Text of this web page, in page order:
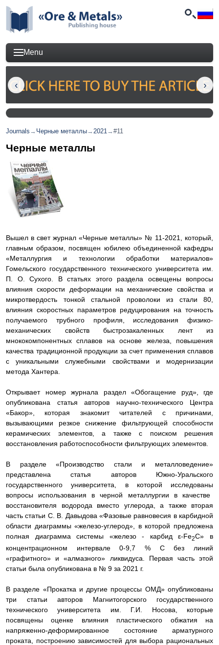
Menu
Journals → Черные металлы→2021→#11
Черные металлы
Вышел в свет журнал «Черные металлы» № 11-2021, который,
главным образом, посвящен юбилею объединенной кафедры
«Металлургия и технологии обработки материалов»
Гомельского государственного технического университета им.
П. О. Сухого. В статьях этого раздела освещены вопросы
влияния скорости деформации на механические свойства и
микротвердость тонкой стальной проволоки из стали 80,
влияния скоростных параметров редуцирования на точность
получаемого трубного профиля, исследования физико-
механических свойств быстрозакаленных лент из
мнококомпонентных сплавов на основе железа, повышения
качества традиционной продукции за счет применения сплавов
с уникальными служебными свойствами и модернизации
метода Хантера.
Открывает номер журнала раздел «Обогащение руд», где
опубликована статья авторов научно-технического Центра
«Бакор», которая знакомит читателей с причинами,
вызывающими резкое снижение фильтрующей способности
керамических элементов, а также с поиском решения
восстановления работоспособности фильтрующих элементов.
В разделе «Производство стали и металловедение»
представлена статья авторов Южно-Уральского
государственного университета, в которой исследованы
вопросы использования в черной металлургии в качестве
восстановителя водорода вместо углерода, а также вторая
часть статьи С. В. Давыдова «Фазовые равновесия в карбидной
области диаграммы «железо-углерод», в которой предложена
полная диаграмма системы «железо - карбид ε-Fe2C» в
концентрационном интервале 0-9,7 % C без линий
«графитного» и «алмазного» ликвидуса. Первая часть этой
статьи была опубликована в № 9 за 2021 г.
В разделе «Прокатка и другие процессы ОМД» опубликованы
три статьи авторов Магнитогорского государственного
технического университета им. Г.И. Носова, которые
посвящены оценке влияния пластического обжатия на
напряженно-деформированное состояние арматурного
проката, построению зависимостей для выбора рациональных